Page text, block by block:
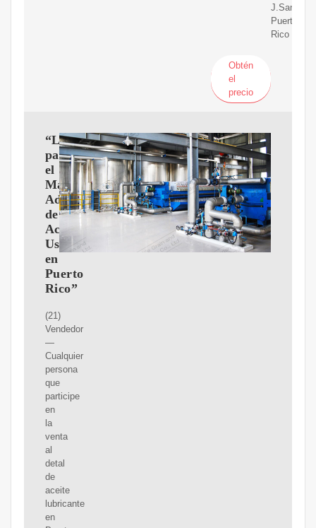
Puerto
Rico
Obtén
el
precio
“Ley
para
el
Manejo
Adecuado
de
Aceite
Usado
en
Puerto
Rico”
(21)
Vendedor
—
Cualquier
persona
que
participe
en
la
venta
al
detal
de
aceite
lubricante
en